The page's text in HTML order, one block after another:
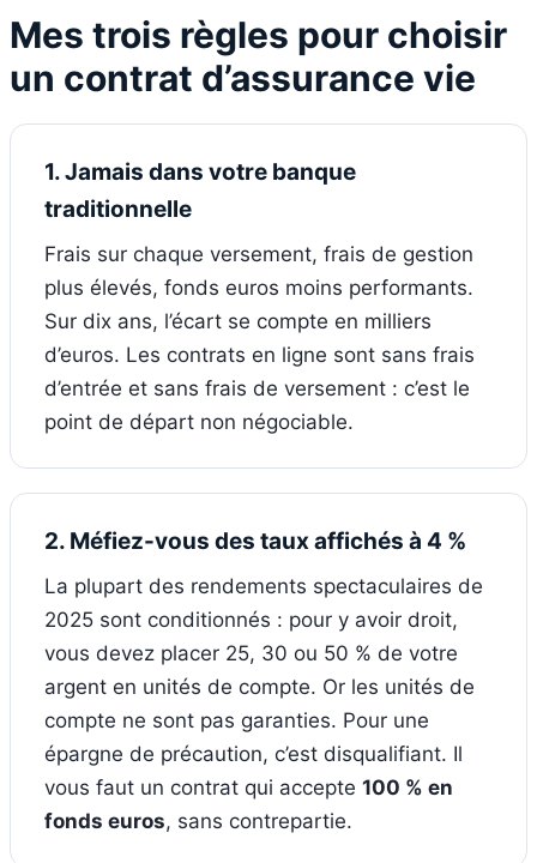
Mes trois règles pour choisir
un contrat d’assurance vie
1. Jamais dans votre banque
traditionnelle
Frais sur chaque versement, frais de gestion
plus élevés, fonds euros moins performants.
Sur dix ans, l’écart se compte en milliers
d’euros. Les contrats en ligne sont sans frais
d’entrée et sans frais de versement : c’est le
point de départ non négociable.
2. Méfiez-vous des taux affichés à 4 %
La plupart des rendements spectaculaires de
2025 sont conditionnés : pour y avoir droit,
vous devez placer 25, 30 ou 50 % de votre
argent en unités de compte. Or les unités de
compte ne sont pas garanties. Pour une
épargne de précaution, c’est disqualifiant. Il
vous faut un contrat qui accepte 100 % en
fonds euros, sans contrepartie.